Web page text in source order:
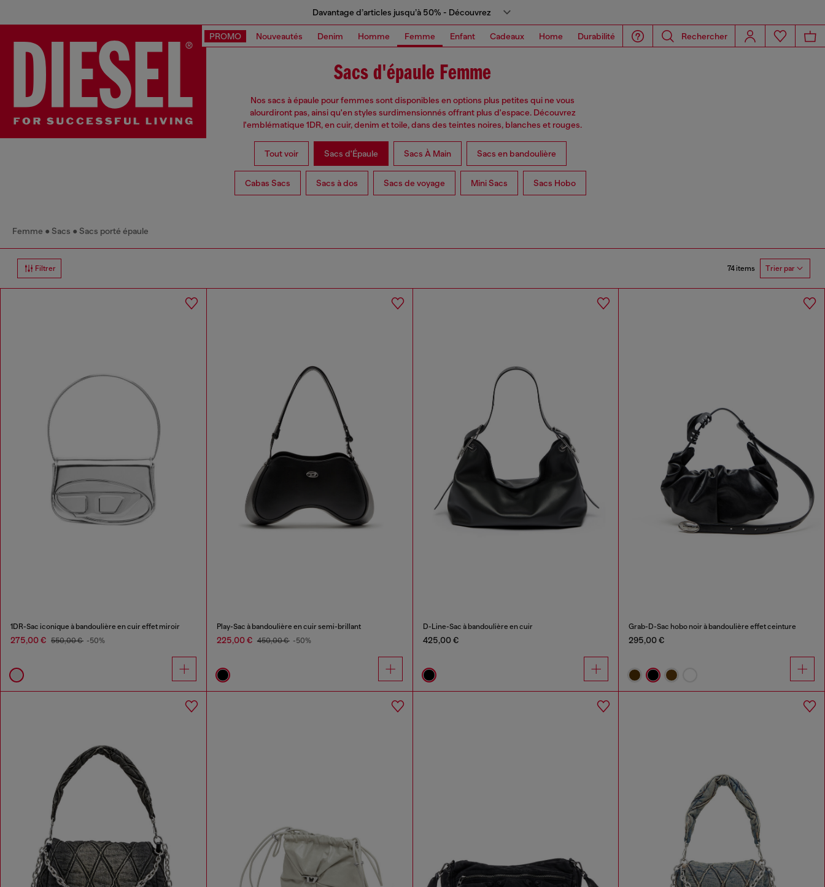
Davantage d’articles jusqu’à 50% - Découvrez
PROMO Nouveautés Denim Homme Femme Enfant Cadeaux Home Durabilité Rechercher
Sacs d'épaule Femme
Nos sacs à épaule pour femmes sont disponibles en options plus petites qui ne vous
alourdiront pas, ainsi qu'en styles surdimensionnés offrant plus d'espace. Découvrez
l'emblématique 1DR, en cuir, denim et toile, dans des teintes noires, blanches et rouges.
Tout voir Sacs d'Épaule Sacs À Main Sacs en bandoulière
Cabas Sacs Sacs à dos Sacs de voyage Mini Sacs Sacs Hobo
Femme Sacs Sacs porté épaule
Filtrer 74 items Trier par
1DR-Sac iconique à bandoulière en cuir effet miroir
275,00 € 550,00 € -50%
Play-Sac à bandoulière en cuir semi-brillant
225,00 € 450,00 € -50%
D-Line-Sac à bandoulière en cuir
425,00 €
Grab-D-Sac hobo noir à bandoulière effet ceinture
295,00 €